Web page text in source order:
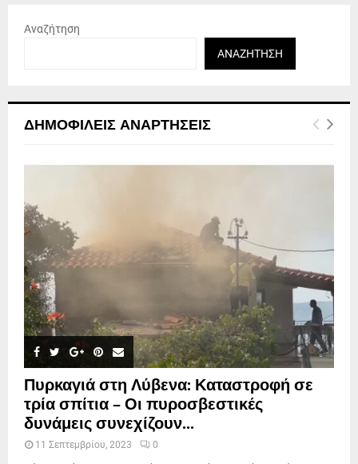
Αναζήτηση
ΑΝΑΖΉΤΗΣΗ
ΔΗΜΟΦΙΛΕΊΣ ΑΝΑΡΤΉΣΕΙΣ
Πυρκαγιά στη Λύβενα: Καταστροφή σε
τρία σπίτια – Οι πυροσβεστικές
δυνάμεις συνεχίζουν...
11 Σεπτεμβρίου, 2023 0